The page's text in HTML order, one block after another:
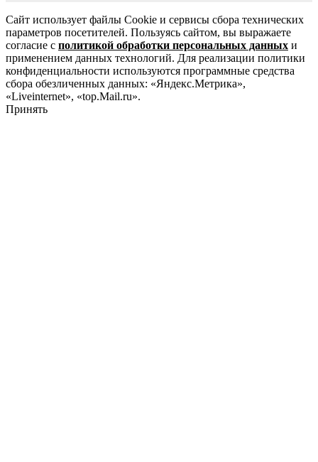
Сайт использует файлы Cookie и сервисы сбора технических
параметров посетителей. Пользуясь сайтом, вы выражаете
согласие с политикой обработки персональных данных и
применением данных технологий. Для реализации политики
конфиденциальности используются программные средства
сбора обезличенных данных: «Яндекс.Метрика»,
«Liveinternet», «top.Mail.ru».
Принять